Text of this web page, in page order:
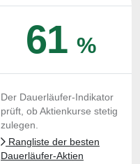
61%
Der Dauerläufer-Indikator
prüft, ob Aktienkurse stetig
zulegen.
Rangliste der besten
Dauerläufer-Aktien